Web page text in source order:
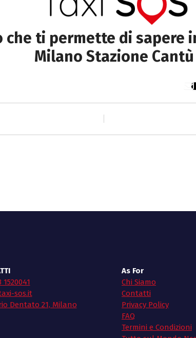
che ti permette di sapere
Milano Stazione Cantù
1520041
sos.it
Dentato 21, Milano
As For
Chi Siamo
Contatti
Privacy Policy
FAQ
Termini e Condizioni